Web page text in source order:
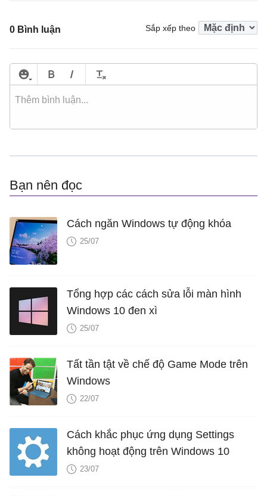
0 Bình luận Sắp xếp theo
Bạn nên đọc
Cách ngăn Windows tự động khóa
25/07
Tổng hợp các cách sửa lỗi màn hình
Windows 10 đen xì
25/07
Tất tần tật về chế độ Game Mode trên
Windows
22/07
Cách khắc phục ứng dụng Settings
không hoạt động trên Windows 10
23/07